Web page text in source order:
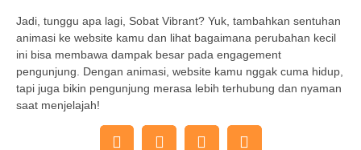
Jadi, tunggu apa lagi, Sobat Vibrant? Yuk, tambahkan sentuhan
animasi ke website kamu dan lihat bagaimana perubahan kecil
ini bisa membawa dampak besar pada engagement
pengunjung. Dengan animasi, website kamu nggak cuma hidup,
tapi juga bikin pengunjung merasa lebih terhubung dan nyaman
saat menjelajah!